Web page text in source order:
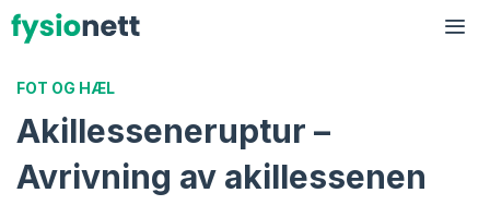
Hopp
til
FOT OG HÆL
Akillesseneruptur –
Avrivning av akillessenen